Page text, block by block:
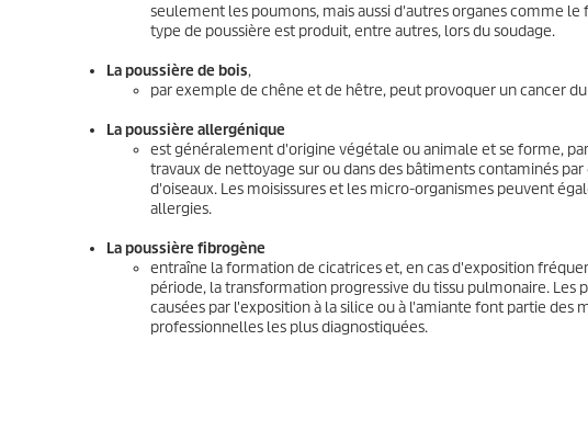
seulement les poumons, mais aussi d'autres organes comme le
type de poussière est produit, entre autres, lors du soudage.
La poussière de bois,
par exemple de chêne et de hêtre, peut provoquer un cancer
La poussière allergénique
est généralement d'origine végétale ou animale et se forme,
travaux de nettoyage sur ou dans des bâtiments contaminés
d'oiseaux. Les moisissures et les micro-organismes peuvent
allergies.
La poussière fibrogène
entraîne la formation de cicatrices et, en cas d'exposition
période, la transformation progressive du tissu pulmonaire. Les
causées par l'exposition à la silice ou à l'amiante font partie des
professionnelles les plus diagnostiquées.